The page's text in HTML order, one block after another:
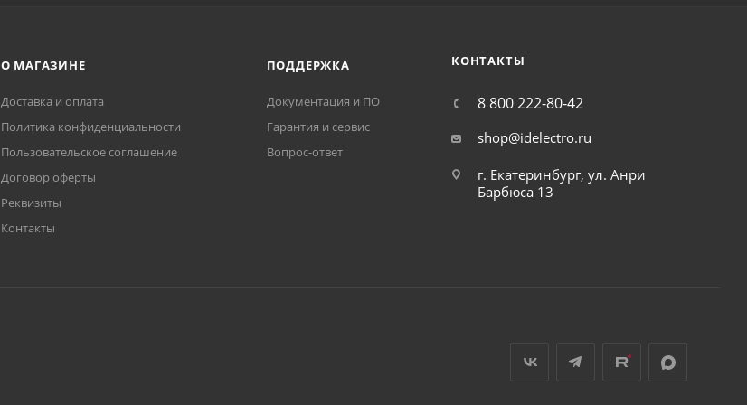
О МАГАЗИНЕ
Доставка и оплата
Политика конфиденциальности
Пользовательское соглашение
Договор оферты
Реквизиты
Контакты
ПОДДЕРЖКА
Документация и ПО
Гарантия и сервис
Вопрос-ответ
КОНТАКТЫ
8 800 222-80-42
shop@idelectro.ru
г. Екатеринбург, ул. Анри
Барбюса 13